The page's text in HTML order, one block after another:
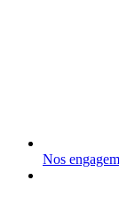
Nos